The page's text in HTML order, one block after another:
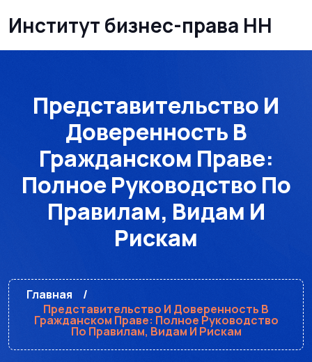
Институт бизнес-права НН
Представительство И
Доверенность В
Гражданском Праве:
Полное Руководство По
Правилам, Видам И
Рискам
Главная
Представительство И Доверенность В
Гражданском Праве: Полное Руководство
По Правилам, Видам И Рискам